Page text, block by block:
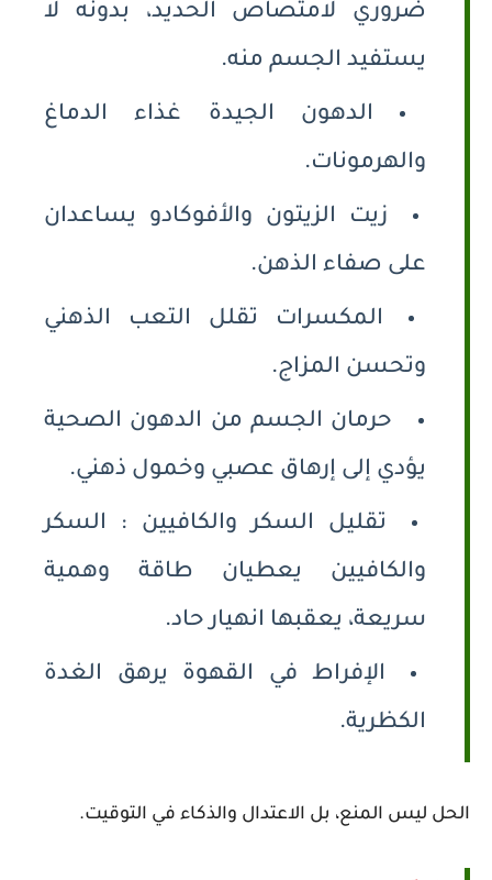
ضروري لامتصاص الحديد، بدونه لا
يستفيد الجسم منه.
الدهون الجيدة غذاء الدماغ
والهرمونات.
زيت الزيتون والأفوكادو يساعدان
على صفاء الذهن.
المكسرات تقلل التعب الذهني
وتحسن المزاج.
حرمان الجسم من الدهون الصحية
يؤدي إلى إرهاق عصبي وخمول ذهني.
تقليل السكر والكافيين : السكر
والكافيين يعطيان طاقة وهمية
سريعة، يعقبها انهيار حاد.
الإفراط في القهوة يرهق الغدة
الكظرية.
الحل ليس المنع، بل الاعتدال والذكاء في التوقيت.